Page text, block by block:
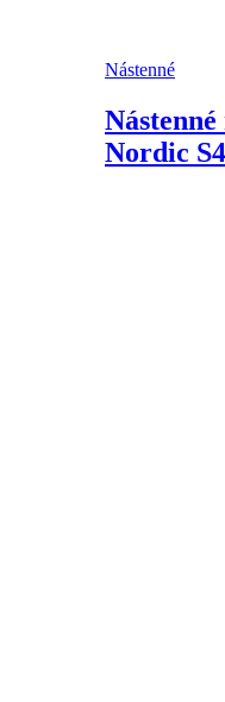
Nástenné
Nordic S4